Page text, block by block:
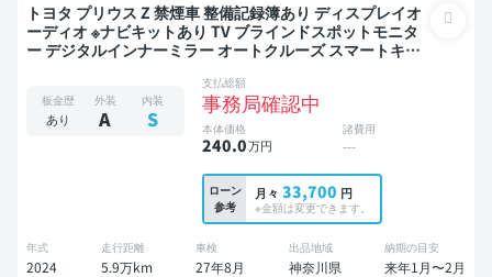
トヨタ プリウス Z 禁煙車 整備記録簿あり ディスプレイオ
ーディオ ※ナビキットあり TV ブラインドスポットモニタ
ー デジタルインナーミラー オートクルーズ スマートキー
板金歴
あり
外装
A
内装
S
支払総額
事務局確認中
本体価格
240.0万円
諸費用
---
ローン
参考
月々 33,700 円
※金額は変更できます。
年式
2024
走行距離
5.9万km
車検
27年8月
出品地域
神奈川県
納期の目安
来年1月〜2月